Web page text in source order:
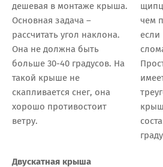
дешевая в монтаже крыша.
Основная задача –
рассчитать угол наклона.
Она не должна быть
больше 30-40 градусов. На
такой крыше не
скапливается снег, она
хорошо противостоит
ветру.
чем
если
Двускатная крыша